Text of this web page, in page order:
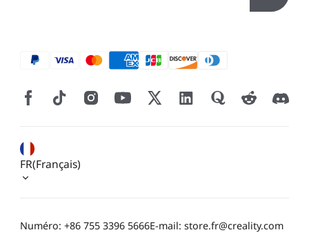
Numéro: +86 755 3396 5666E-mail: store.fr@creality.com
FR(Français)